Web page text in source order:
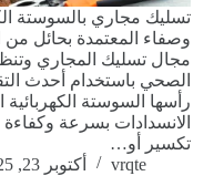
تسليك مجاري بالسوستة
وصفاء المعتمدة بحائل
مجال تسليك المجاري
الصحي باستخدام أحدث
رأسها السوستة الكهربائية
الانسدادات بسرعة
تكسير أو…
vrqte
أكتوبر 23, 2025